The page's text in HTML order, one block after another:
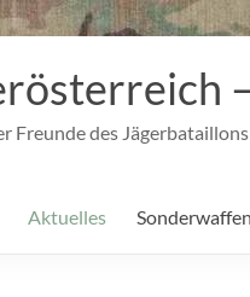
Freunde des
Aktuelles